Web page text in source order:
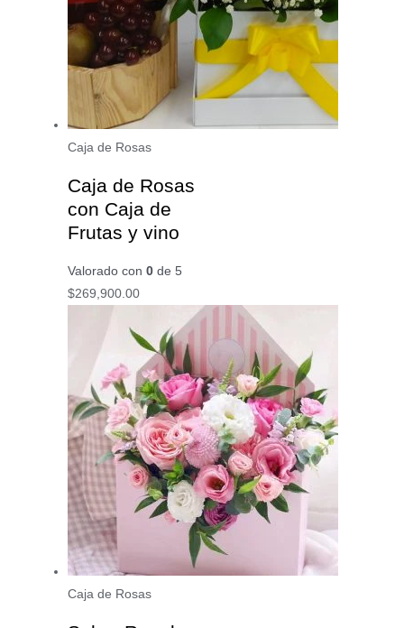
Caja de Rosas
Caja de Rosas
con Caja de
Frutas y vino
Valorado con 0de 5
$269,900.00
Caja de Rosas